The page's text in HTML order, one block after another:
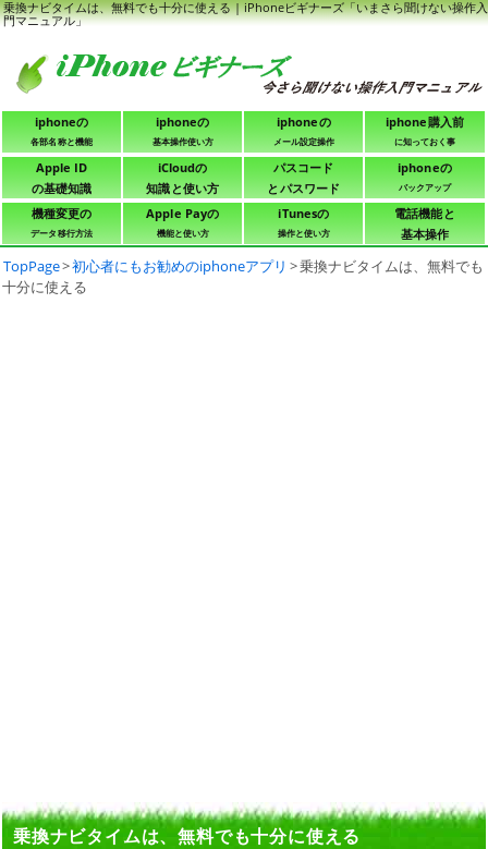
乗換ナビタイムは、無料でも十分に使える | iPhoneビギナーズ「いまさら聞けない操作入
門マニュアル」
iphoneの
各部名称と機能
iphoneの
基本操作使い方
iphoneの
メール設定操作
iphone購入前
に知っておく事
Apple ID
の基礎知識
iCloudの
知識と使い方
パスコード
とパスワード
iphoneの
バックアップ
機種変更の
データ移行方法
Apple Payの
機能と使い方
iTunesの
操作と使い方
電話機能と
基本操作
TopPage>初心者にもお勧めのiphoneアプリ >乗換ナビタイムは、無料でも
十分に使える
乗換ナビタイムは、無料でも十分に使える